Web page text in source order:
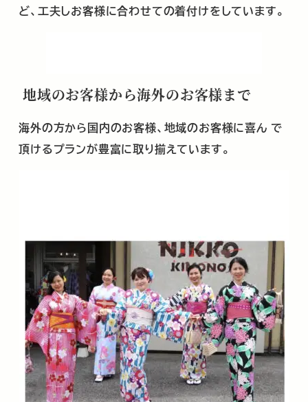
ど、工夫しお客様に合わせての着付けをしています。
地域のお客様から海外のお客様まで
海外の方から国内のお客様、地域のお客様に喜ん で
頂けるプランが豊富に取り揃えています。